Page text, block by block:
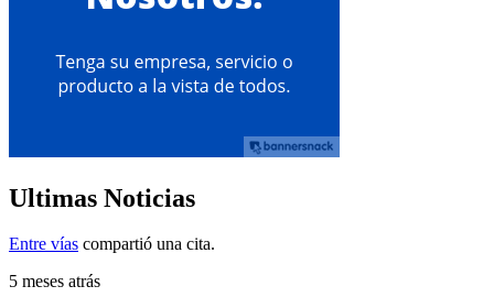
Ultimas Noticias
Entre vías compartió una cita.
5 meses atrás